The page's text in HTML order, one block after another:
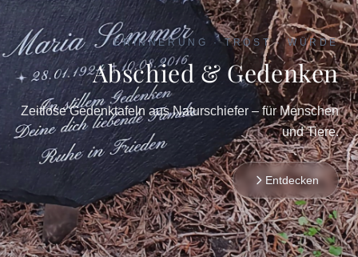
ERINNERUNG · TROST · WÜRDE
Abschied & Gedenken
Zeitlose Gedenktafeln aus Naturschiefer – für Menschen
und Tiere.
Entdecken